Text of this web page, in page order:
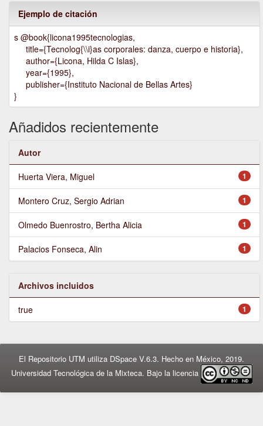
Ejemplo de citación
s @book{licona1995tecnologias,
title={Tecnolog{\\i}as corporales: danza, cuerpo e historia},
author={Licona, Hilda C Islas},
year={1995},
publisher={Instituto Nacional de Bellas Artes}
}
Añadidos recientemente
Autor
1
Huerta Viera, Miguel
1
Montero Cruz, Sergio Adrian
1
Olmedo Buenrostro, Bertha Alicia
1
Palacios Fonseca, Alin
Archivos incluidos
1
true
El Repositorio UTM utiliza DSpace V.6.3. Hecho en México, 2019.
Universidad Tecnológica de la Mixteca. Bajo la licencia